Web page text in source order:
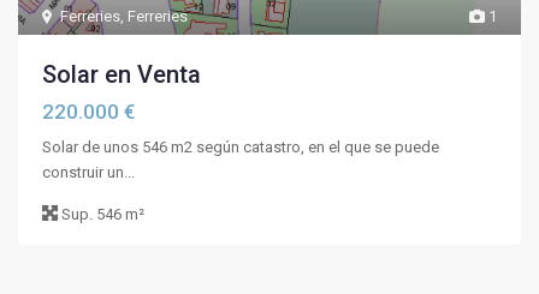
1
Ferreries, Ferreries
Solar en Venta
220.000 €
Solar de unos 546 m2 según catastro, en el que se puede
construir un...
Sup. 546 m²